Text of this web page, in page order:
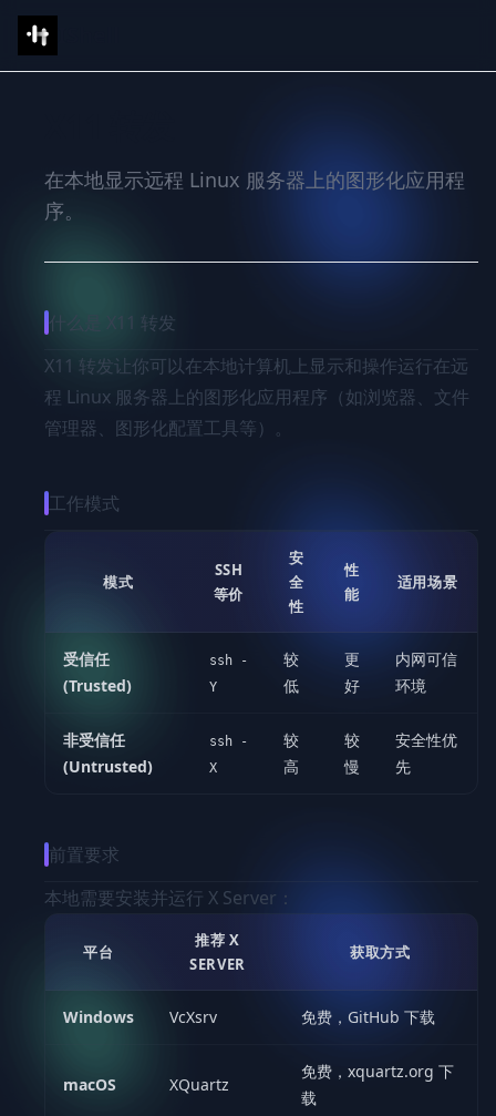
在本地显示远程 Linux 服务器上的图形化应用程
序。
什么是 X11 转发
X11 转发让你可以在本地计算机上显示和操作运行在远
程 Linux 服务器上的图形化应用程序（如浏览器、文件
管理器、图形化配置工具等）。
工作模式
模式
SSH
等价
安
全
性
性
能
适用场景
受信任
(Trusted)
ssh -
Y
较
低
更
好
内网可信
环境
非受信任
(Untrusted)
ssh -
X
较
高
较
慢
安全性优
先
前置要求
本地需要安装并运行 X Server：
平台
推荐 X
SERVER
获取方式
Windows VcXsrv 免费，GitHub 下载
macOS XQuartz
免费，xquartz.org 下
载